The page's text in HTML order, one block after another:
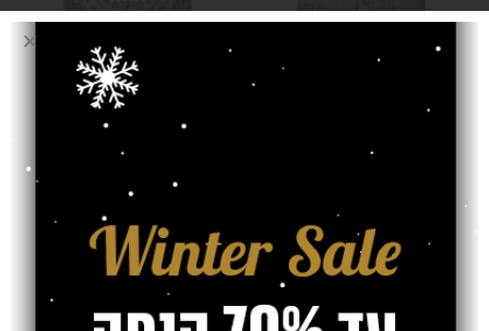
בז' בהיר
₪
בז' בהיר
₪